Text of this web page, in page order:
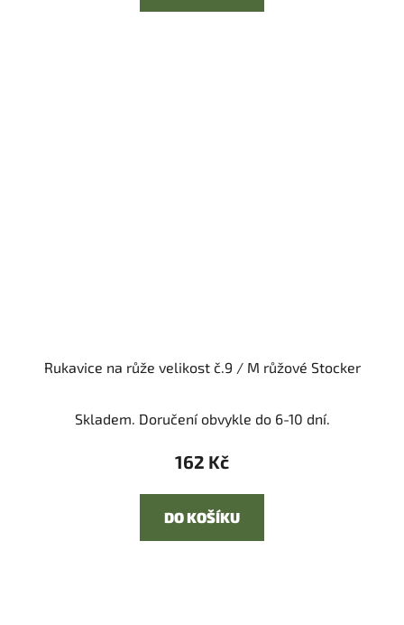
Rukavice na růže velikost č.9 / M růžové Stocker
Skladem. Doručení obvykle do 6-10 dní.
162 Kč
DO KOŠÍKU